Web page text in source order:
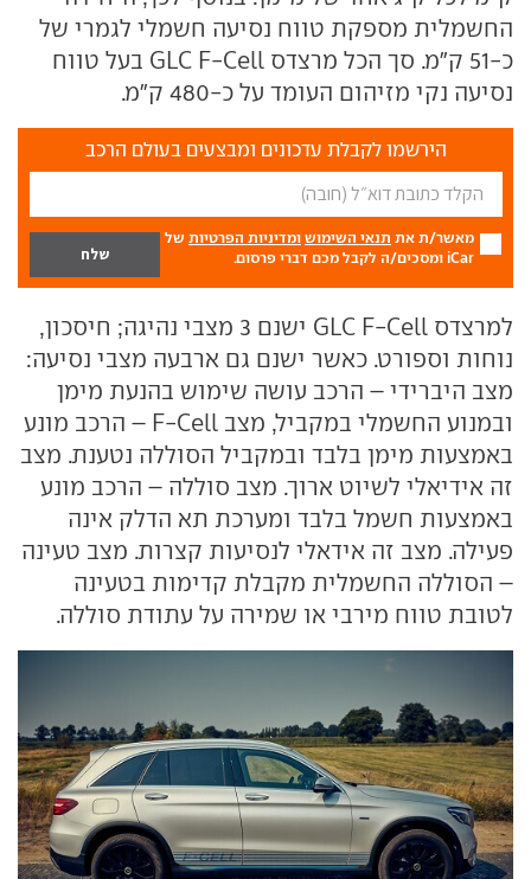
החשמלית מספקת טווח נסיעה חשמלי לגמרי של
כ-51 ק"מ. סך הכל מרצדס GLC F-Cell בעל טווח
נסיעה נקי מזיהום העומד על כ-480 ק"מ.
הירשמו לקבלת עדכונים ומבצעים בעולם הרכב
מאשר/ת את תנאי השימוש ומדיניות הפרטיות של
iCar ומסכים/ה לקבל מכם דברי פרסום.
למרצדס GLC F-Cell ישנם 3 מצבי נהיגה; חיסכון,
נוחות וספורט. כאשר ישנם גם ארבעה מצבי נסיעה:
מצב היברידי – הרכב עושה שימוש בהנעת מימן
ובמנוע החשמלי במקביל, מצב F-Cell – הרכב מונע
באמצעות מימן בלבד ובמקביל הסוללה נטענת. מצב
זה אידיאלי לשיוט ארוך. מצב סוללה – הרכב מונע
באמצעות חשמל בלבד ומערכת תא הדלק אינה
פעילה. מצב זה אידאלי לנסיעות קצרות. מצב טעינה
– הסוללה החשמלית מקבלת קדימות בטעינה
לטובת טווח מירבי או שמירה על עתודת סוללה.